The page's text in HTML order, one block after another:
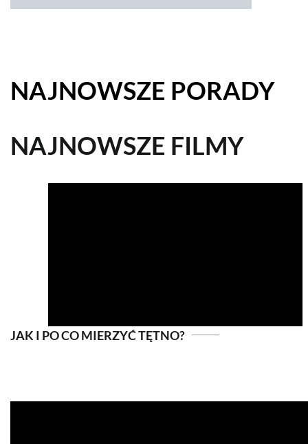
NAJNOWSZE PORADY
NAJNOWSZE FILMY
JAK I PO CO MIERZYĆ TĘTNO?